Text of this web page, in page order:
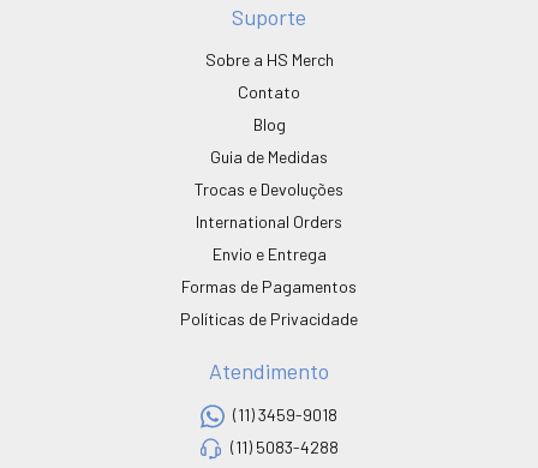
Suporte
Sobre a HS Merch
Contato
Blog
Guia de Medidas
Trocas e Devoluções
International Orders
Envio e Entrega
Formas de Pagamentos
Políticas de Privacidade
Atendimento
(11) 3459-9018
(11) 5083-4288